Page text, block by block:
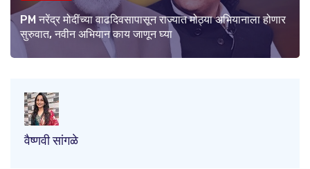
PM नरेंद्र मोदींच्या वाढदिवसापासून राज्यात मोठ्या अभियानाला होणार
सुरुवात, नवीन अभियान काय जाणून घ्या
वैष्णवी सांगळे